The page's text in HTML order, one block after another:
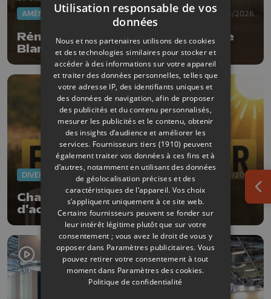
AMÉNAGEMENT DU TERRITOIRE 27/06/2026
Rénovation en profondeur pour le
Blanc Gravier
DIVERS 26/06/2026
Chaleur : annulations, reports
d'activités mais aussi offres
fraîcheur !
Utilisation responsable de vos
données
Nous et nos partenaires utilisons des cookies
et des technologies similaires pour stocker et
accéder à des informations sur votre appareil
et traiter des données personnelles, telles que
votre adresse IP, des identifiants uniques et
des données de navigation, afin de proposer
des publicités et du contenu personnalisés,
mesurer les publicités et le contenu, obtenir
des insights d’audience et améliorer les
services. Fournisseurs tiers (1910) peuvent
également traiter vos données à ces fins et à
d’autres, notamment en utilisant des données
de géolocalisation précises et des
caractéristiques de l’appareil. Vos choix
s’appliquent uniquement à ce site web.
Certains fournisseurs peuvent se fonder sur
leur intérêt légitime plutôt que sur votre
consentement ; vous avez le droit de vous y
opposer dans Paramètres publicitaires. Vous
pouvez retirer votre consentement à tout
moment dans Paramètres des cookies.
Politique de confidentialité